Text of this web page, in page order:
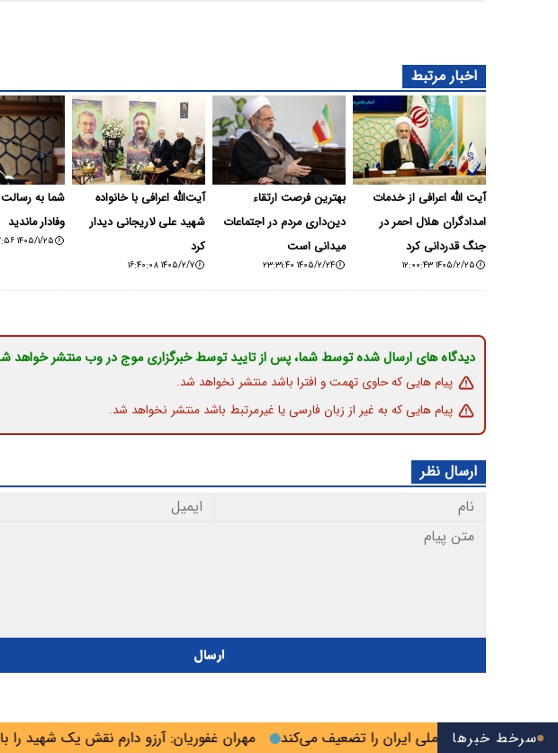
سرخط خبرها مهران غفوریان: آرزو دارم نقش یک شهید را بازی خزر منافع ملی ایران را تضعیف می‌کند
اخبار مرتبط
آیت الله اعرافی از خدمات
امدادگران هلال احمر در
جنگ قدردانی کرد
۱۴۰۵/۲/۲۵ ۱۲:۰۰:۴۳
بهترین فرصت ارتقاء
دین‌داری مردم در اجتماعات
میدانی است
۱۴۰۵/۲/۲۴ ۲۳:۳۱:۴۰
آیت‌الله اعرافی با خانواده
شهید علی لاریجانی دیدار
کرد
۱۴۰۵/۲/۷ ۱۶:۴۰:۰۸
شما به
وفادار ماندید
۱۴۰۵/۱/۲۵ ۱۹:۰۷:۵۶
دیدگاه های ارسال شده توسط شما، پس از تایید توسط خبرگزاری موج در وب منتشر خواهد
پیام هایی که حاوی تهمت و افترا باشد منتشر نخواهد شد.
پیام هایی که به غیر از زبان فارسی یا غیرمرتبط باشد منتشر نخواهد شد.
ارسال نظر
ارسال